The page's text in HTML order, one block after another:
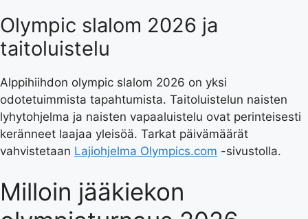
Olympic slalom 2026 ja
taitoluistelu
Alppihiihdon olympic slalom 2026 on yksi
odotetuimmista tapahtumista. Taitoluistelun naisten
lyhytohjelma ja naisten vapaaluistelu ovat perinteisesti
keränneet laajaa yleisöä. Tarkat päivämäärät
vahvistetaan Lajiohjelma Olympics.com -sivustolla.
Milloin jääkiekon